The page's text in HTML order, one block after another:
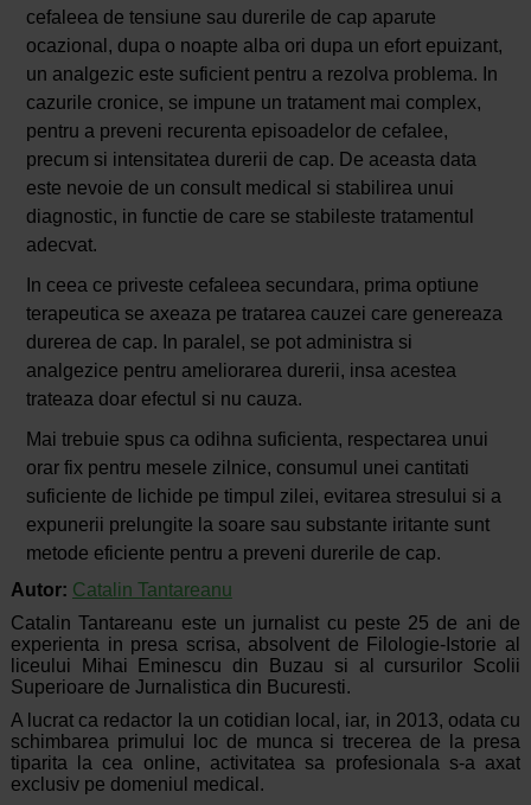
cefaleea de tensiune sau durerile de cap aparute
ocazional, dupa o noapte alba ori dupa un efort epuizant,
un analgezic este suficient pentru a rezolva problema. In
cazurile cronice, se impune un tratament mai complex,
pentru a preveni recurenta episoadelor de cefalee,
precum si intensitatea durerii de cap. De aceasta data
este nevoie de un consult medical si stabilirea unui
diagnostic, in functie de care se stabileste tratamentul
adecvat.
In ceea ce priveste cefaleea secundara, prima optiune
terapeutica se axeaza pe tratarea cauzei care genereaza
durerea de cap. In paralel, se pot administra si
analgezice pentru ameliorarea durerii, insa acestea
trateaza doar efectul si nu cauza.
Mai trebuie spus ca odihna suficienta, respectarea unui
orar fix pentru mesele zilnice, consumul unei cantitati
suficiente de lichide pe timpul zilei, evitarea stresului si a
expunerii prelungite la soare sau substante iritante sunt
metode eficiente pentru a preveni durerile de cap.
Autor: Catalin Tantareanu
Catalin Tantareanu este un jurnalist cu peste 25 de ani de
experienta in presa scrisa, absolvent de Filologie-Istorie al
liceului Mihai Eminescu din Buzau si al cursurilor Scolii
Superioare de Jurnalistica din Bucuresti.
A lucrat ca redactor la un cotidian local, iar, in 2013, odata cu
schimbarea primului loc de munca si trecerea de la presa
tiparita la cea online, activitatea sa profesionala s-a axat
exclusiv pe domeniul medical.